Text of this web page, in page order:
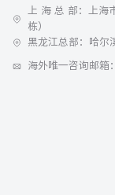
上 海 总 部：上海
栋）
黑龙江总部：哈尔
海外唯一咨询邮箱